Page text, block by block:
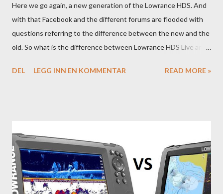
Here we go again, a new generation of the Lowrance HDS. And
with that Facebook and the different forums are flooded with
questions referring to the difference between the new and the
old. So what is the difference between Lowrance HDS Live and
DEL
LEGG INN EN KOMMENTAR READ MORE »